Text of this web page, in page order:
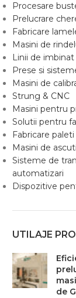
Procesare
Prelucrare
Fabricare
Masini de
Linii de
Prese si
Masini de
Strung & CNC
Masini pentru
Solutii pentru
Fabricare
Masini de
Sisteme de
automatizari
Dispozitive
UTILAJE
de